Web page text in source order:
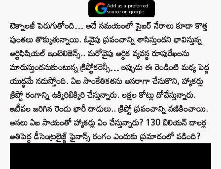
Add as a preferred
source on google
టెక్నాలజీ పెరుగుతోంది… అదే సమయంలో సైబర్ నేరాలు కూడా కొత్త
పుంతలు తొక్కుతున్నాయి. ఓవైపు ప్రపంచాన్ని శాసిస్తుందని భావిస్తున్న
ఆర్టిఫిషియల్ ఇంటెలిజెన్స్.. మరోవైపు ఆర్థిక వ్యవస్థ రూపురేఖలను
మారుస్తుందనుకుంటున్న క్రిప్టోకరెన్సీ… ఇప్పుడు ఈ రెండింటి మధ్య పెద్ద
యుద్ధమే నడుస్తోంది. ఏఐ సాంకేతికతను ఆసరాగా చేసుకొని, హ్యాకర్లు
క్రిప్టో రంగాన్ని ఉక్కిరిబిక్కిరి చేస్తున్నారు. లక్షల కోట్లు దోచేస్తున్నారు.
ఇటీవల జరిగిన రెండు భారీ దాడులు.. క్రిప్టో ప్రపంచాన్ని వణికించాయి.
అసలు ఏఐ సాయంతో హ్యాకర్లు ఏం చేస్తున్నారు? 130 బిలియన్ డాలర్ల
అతిపెద్ద డీసెంట్రలైజ్డ్ ఫైనాన్స్ రంగం ఎందుకు ప్రమాదంలో పడింది?